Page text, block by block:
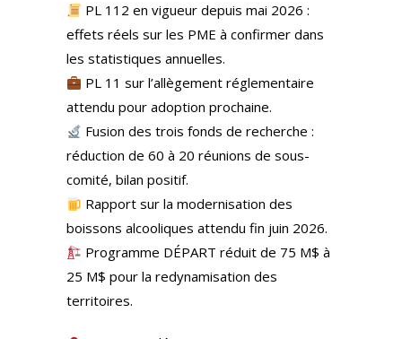
PL 112 en vigueur depuis mai 2026 :
effets réels sur les PME à confirmer dans
les statistiques annuelles.
PL 11 sur l’allègement réglementaire
attendu pour adoption prochaine.
Fusion des trois fonds de recherche :
réduction de 60 à 20 réunions de sous-
comité, bilan positif.
Rapport sur la modernisation des
boissons alcooliques attendu fin juin 2026.
Programme DÉPART réduit de 75 M$ à
25 M$ pour la redynamisation des
territoires.